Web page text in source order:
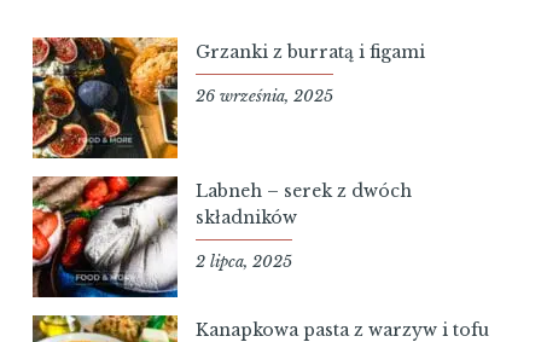
Grzanki z burratą i figami
26 września, 2025
Labneh – serek z dwóch
składników
2 lipca, 2025
Kanapkowa pasta z warzyw i tofu